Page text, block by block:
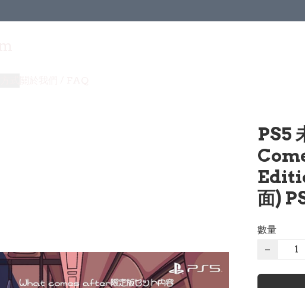
PS5
面)
數量
−